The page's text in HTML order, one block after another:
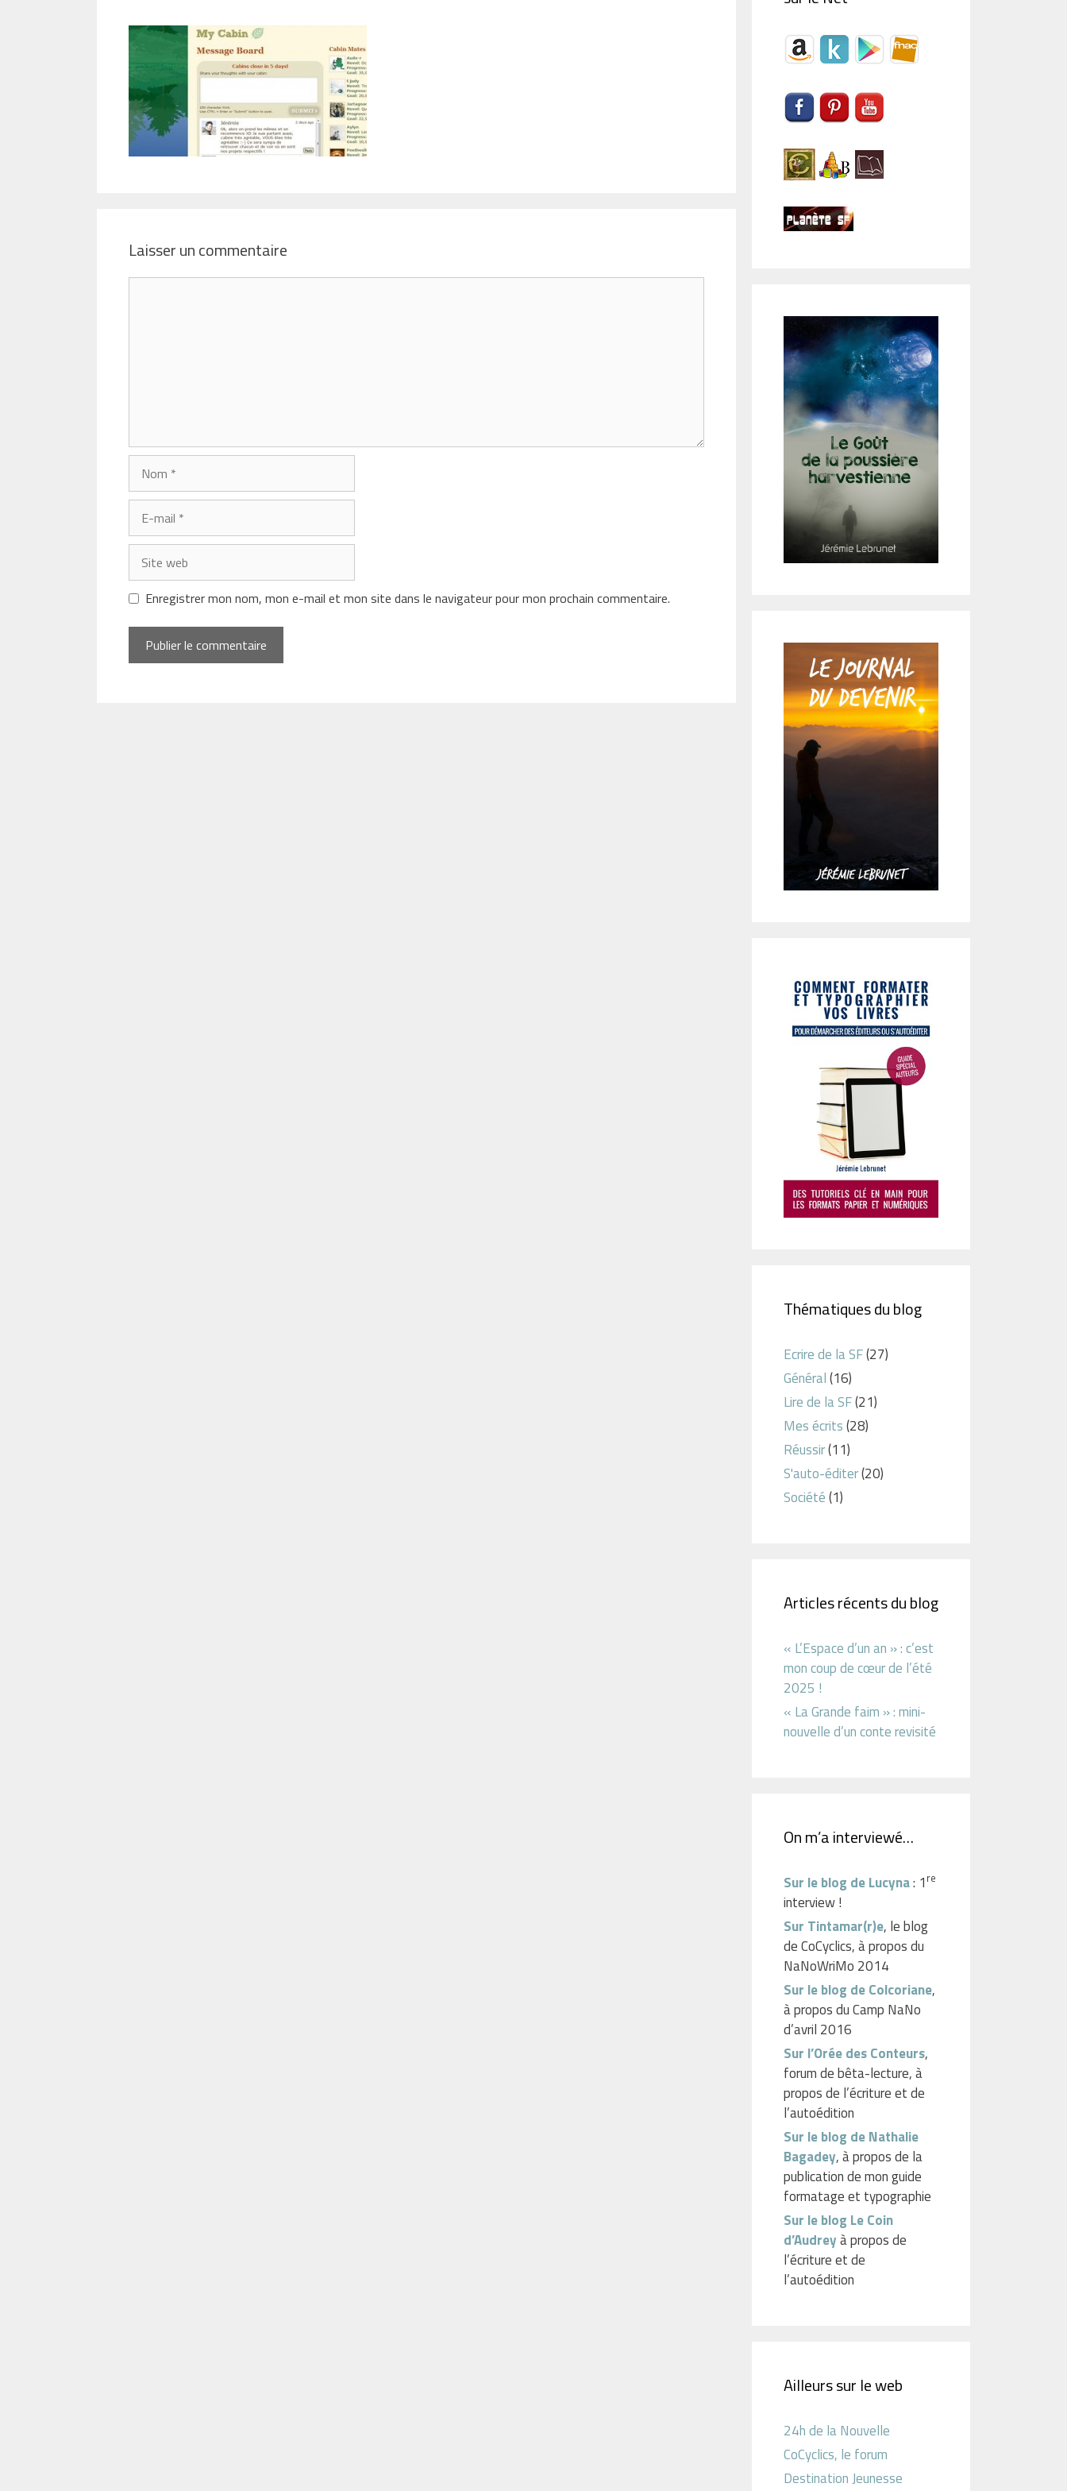
Laisser un commentaire
mail
web
Enregistrer mon nom, mon e-mail et mon site dans le navigateur pour mon prochain commentaire.
Thématiques du blog
Ecrire de la SF(27)
Général(16)
Lire de la SF(21)
Mes écrits(28)
Réussir(11)
S'auto-éditer(20)
Société(1)
Articles récents du blog
« L’Espace d’un an » : c’est
mon coup de cœur de l’été
2025 !
« La Grande faim » : mini-
nouvelle d’un conte revisité
On m’a interviewé…
Sur le blog de Lucyna: 1 re
interview !
Sur Tintamar(r)e, le blog
de CoCyclics, à propos du
NaNoWriMo 2014
Sur le blog de Colcoriane,
à propos du Camp NaNo
d’avril 2016
Sur l’Orée des Conteurs,
forum de bêta-lecture, à
propos de l’écriture et de
l’autoédition
Sur le blog de Nathalie
Bagadey, à propos de la
publication de mon guide
formatage et typographie
Sur le blog Le Coin
d’Audreyà propos de
l’écriture et de
l’autoédition
Ailleurs sur le web
24h de la Nouvelle
CoCyclics, le forum
Destination Jeunesse